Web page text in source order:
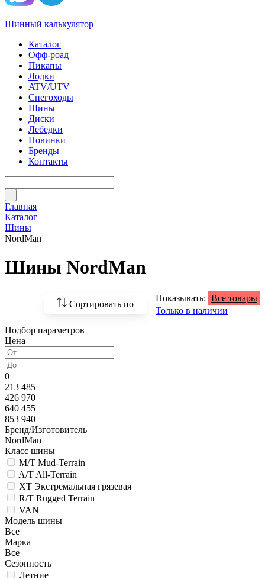
Шинный калькулятор
Каталог
Офф-роад
Пикапы
Лодки
ATV/UTV
Снегоходы
Шины
Диски
Лебедки
Новинки
Бренды
Контакты
Главная
Каталог
Шины
NordMan
Шины NordMan
Сортировать по
По возрастанию
По популярности
Показывать: Все товары
Только в наличии
Подбор параметров
Цена
0
213 485
426 970
640 455
853 940
Бренд/Изготовитель
NordMan
Класс шины
M/T Mud-Terrain
A/T All-Terrain
XT Экстремальная грязевая
R/T Rugged Terrain
VAN
Модель шины
Все
Марка
Все
Сезонность
Летние